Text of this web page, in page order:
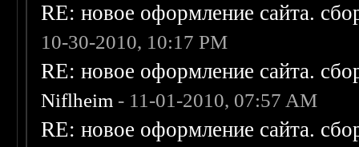
RE: новое оформление сайта.
10-30-2010, 10:17 PM
RE: новое оформление сайта.
Niflheim - 11-01-2010, 07:57 AM
RE: новое оформление сайта.